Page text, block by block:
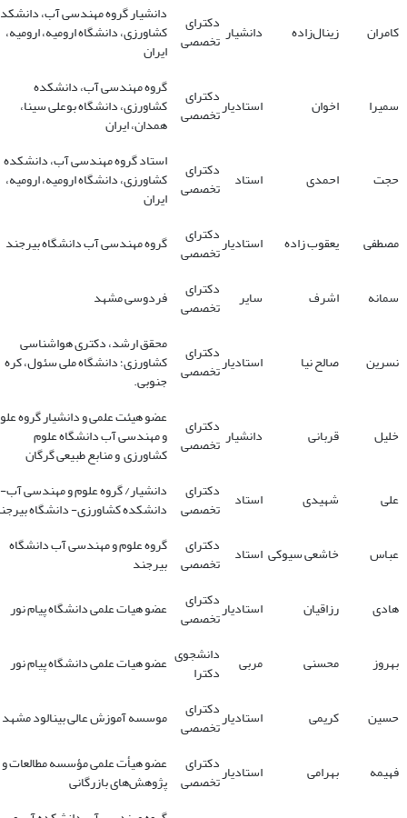
کامران زینال‌زاده دانشیار دکترای
تخصصی
دانشیار گروه مهندسی آب،
کشاورزی، دانشگاه ارومیه، ارومیه،
ایران
سمیرا اخوان استادیاردکترای
تخصصی
گروه مهندسی آب، دانشکده
کشاورزی، دانشگاه بوعلی سینا،
همدان، ایران
حجت احمدی استاد دکترای
تخصصی
استاد گروه مهندسی آب، دانشکده
کشاورزی، دانشگاه ارومیه، ارومیه،
ایران
مصطفی
یعقوب زاده استادیاردکترای
تخصصی گروه مهندسی آب دانشگاه بیرجند
سمانه اشرف سایر دکترای
تخصصی فردوسی مشهد
نسرین صالح نیا استادیاردکترای
تخصصی
محقق ارشد، دکتری هواشناسی
کشاورزی؛ دانشگاه ملی سئول، کره
جنوبی.
خلیل قربانی دانشیار دکترای
تخصصی
عضو هیئت علمی و دانشیار گروه
و مهندسی آب دانشگاه علوم
کشاورزی و منابع طبیعی گرگان
علی
شهیدی استاد دکترای
تخصصی
دانشیار/ گروه علوم و مهندسی آب-
دانشکده کشاورزی- دانشگاه
عباس
خاشعی سیوکی استاد دکترای
تخصصی
گروه علوم و مهندسی آب دانشگاه
بیرجند
هادی
رزاقیان استادیاردکترای
تخصصی عضو هیات علمی دانشگاه پیام نور
بهروز محسنی مربی دانشجوی
دکترا عضو هیات علمی دانشگاه پیام نور
حسین کریمی استادیاردکترای
تخصصی موسسه آموزش عالی بینالود مشهد
فهیمه بهرامی استادیاردکترای
تخصصی
عضو هیأت علمی مؤسسه مطالعات و
پژوهش‌های بازرگانی